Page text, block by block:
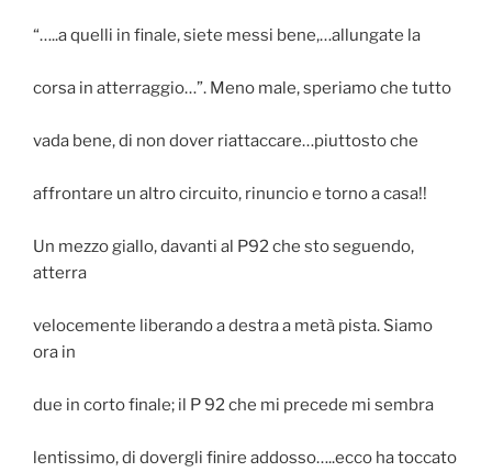
“…..a quelli in finale, siete messi bene,…allungate la
corsa in atterraggio…”. Meno male, speriamo che tutto
vada bene, di non dover riattaccare…piuttosto che
affrontare un altro circuito, rinuncio e torno a casa!!
Un mezzo giallo, davanti al P92 che sto seguendo,
atterra
velocemente liberando a destra a metà pista. Siamo
ora in
due in corto finale; il P 92 che mi precede mi sembra
lentissimo, di dovergli finire addosso…..ecco ha toccato